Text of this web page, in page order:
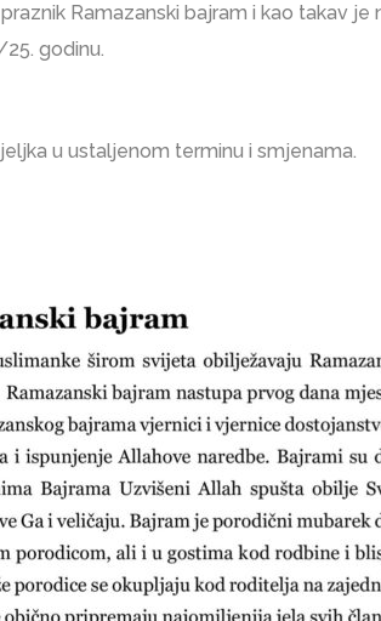
Ramazanski bajram i kao takav je
godinu.
u ustaljenom terminu i smjenama.